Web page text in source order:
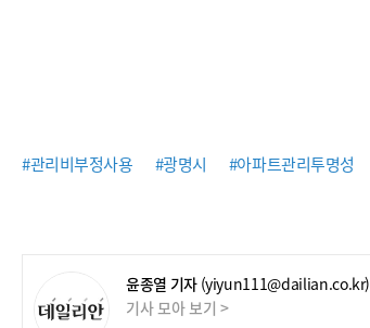
#관리비부정사용 #광명시 #아파트관리투명성
윤종열 기자 (yiyun111@dailian.co.kr)
기사 모아 보기 >